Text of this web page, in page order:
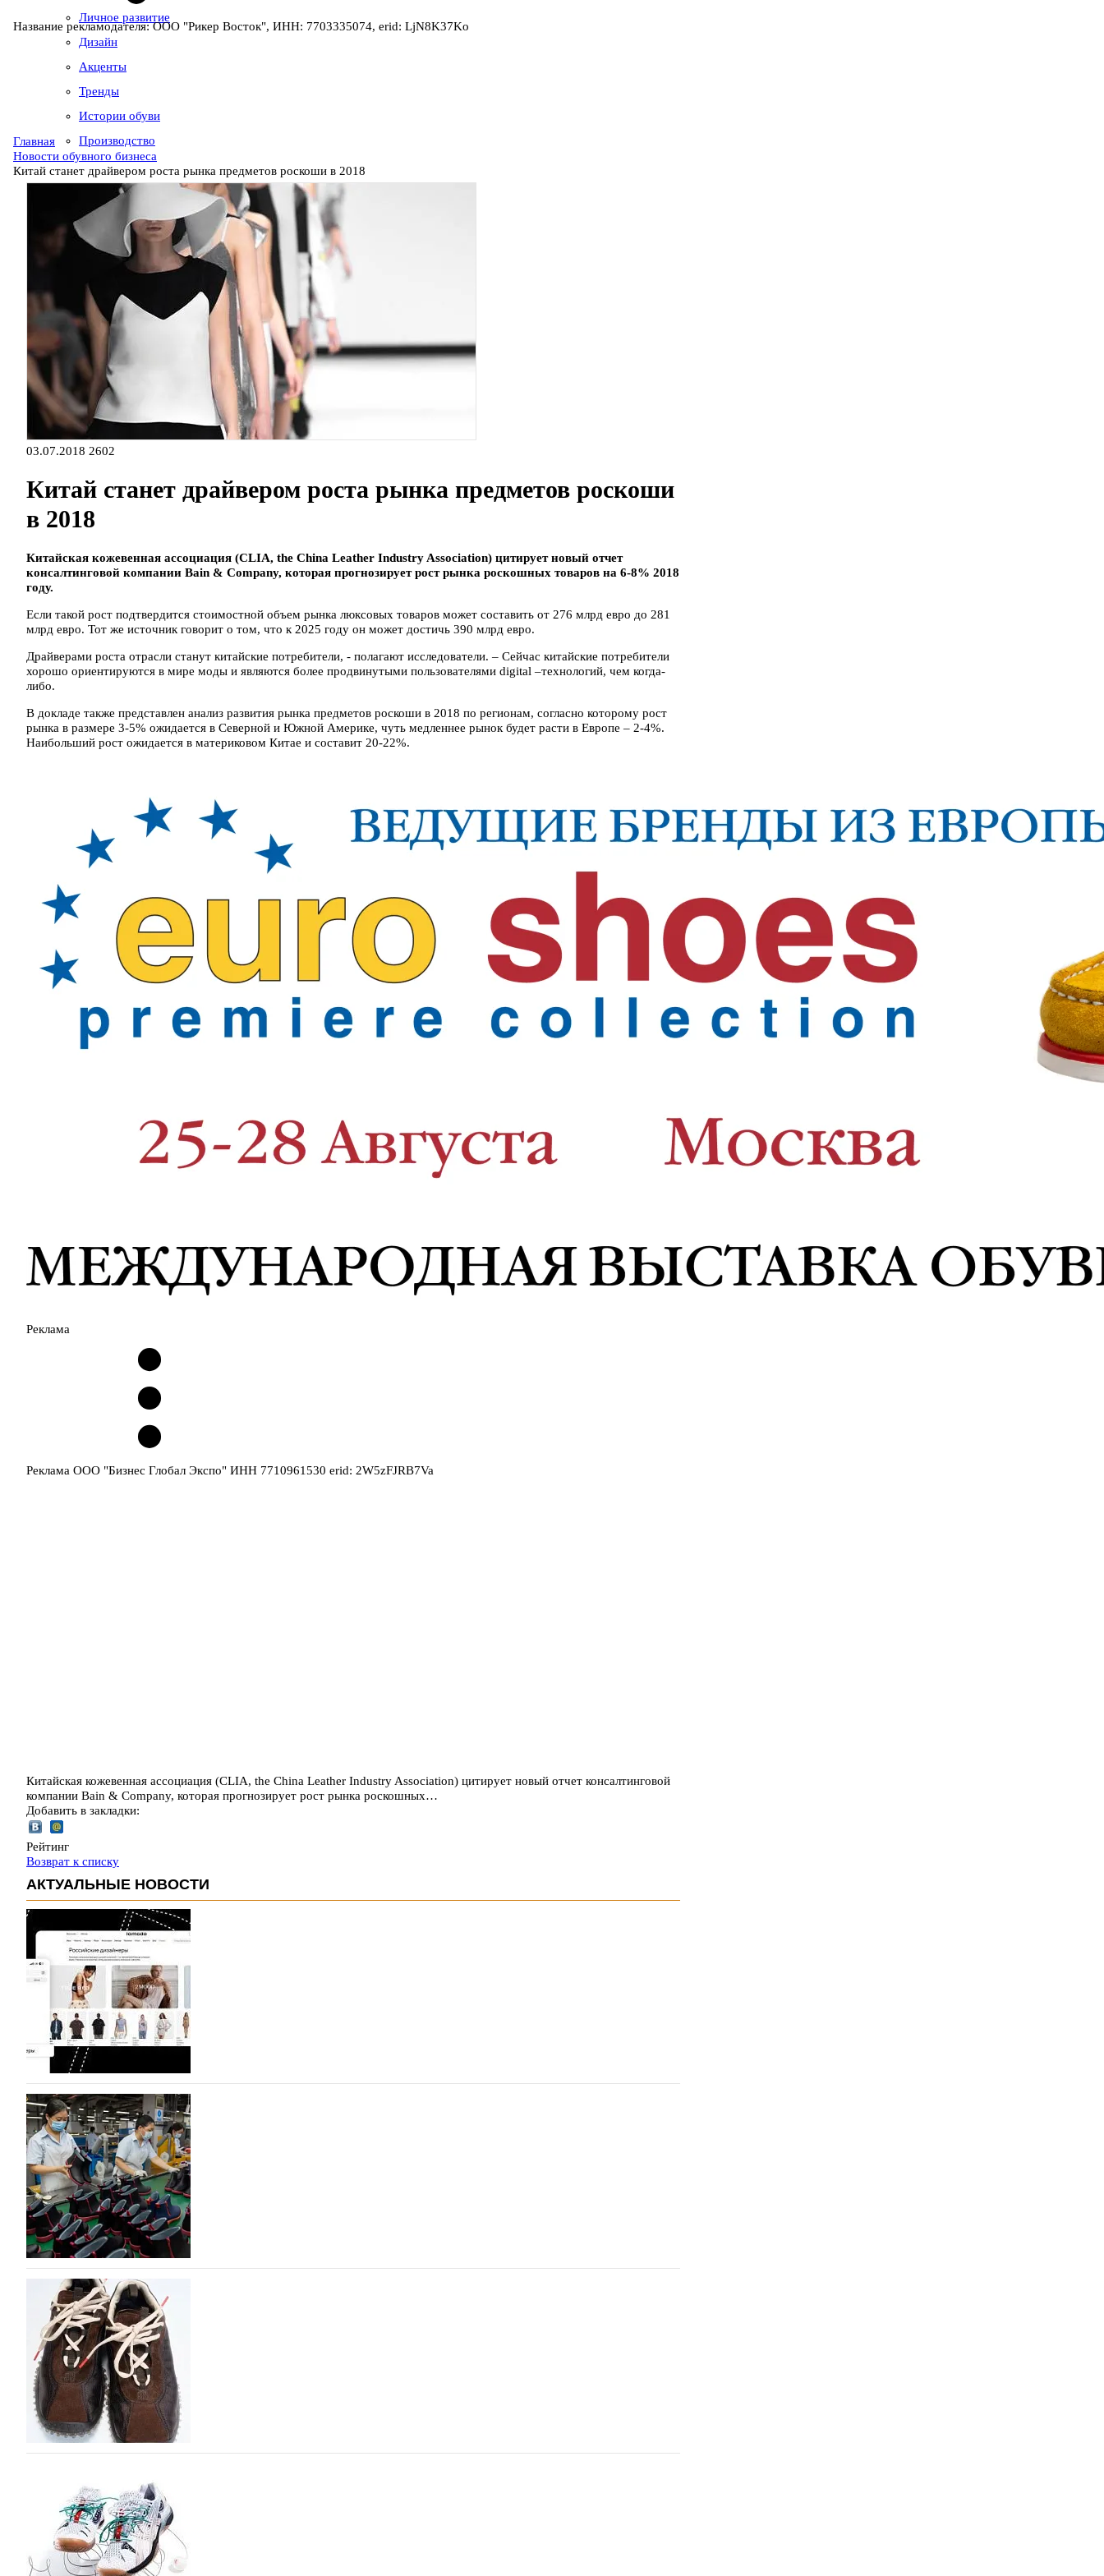
Личное развитие
Дизайн
Акценты
Тренды
Истории обуви
Производство
Название рекламодателя: ООО "Рикер Восток", ИНН: 7703335074, erid: LjN8K37Ko
Главная
Новости обувного бизнеса
Китай станет драйвером роста рынка предметов роскоши в 2018
03.07.2018 2602
Китай станет драйвером роста рынка предметов роскоши
в 2018
Китайская кожевенная ассоциация (CLIA, the China Leather Industry Association) цитирует новый отчет
консалтинговой компании Bain & Company, которая прогнозирует рост рынка роскошных товаров на 6-8% 2018
году.
Если такой рост подтвердится стоимостной объем рынка люксовых товаров может составить от 276 млрд евро до 281
млрд евро. Тот же источник говорит о том, что к 2025 году он может достичь 390 млрд евро.
Драйверами роста отрасли станут китайские потребители, - полагают исследователи. – Сейчас китайские потребители
хорошо ориентируются в мире моды и являются более продвинутыми пользователями digital –технологий, чем когда-
либо.
В докладе также представлен анализ развития рынка предметов роскоши в 2018 по регионам, согласно которому рост
рынка в размере 3-5% ожидается в Северной и Южной Америке, чуть медленнее рынок будет расти в Европе – 2-4%.
Наибольший рост ожидается в материковом Китае и составит 20-22%.
Реклама
Реклама ООО "Бизнес Глобал Экспо" ИНН 7710961530 erid: 2W5zFJRB7Va
Китайская кожевенная ассоциация (CLIA, the China Leather Industry Association) цитирует новый отчет консалтинговой
компании Bain & Company, которая прогнозирует рост рынка роскошных…
Добавить в закладки:
Рейтинг
Возврат к списку
АКТУАЛЬНЫЕ НОВОСТИ
На платформе Lamoda - новый раздел и условия продвижения локальных
дизайнерских марок
Российский маркетплейс Lamoda решил обновить раздел для продажи продукции локальных дизайнерских
марок одежды, обуви и аксессуаров. Бренды также получат маркетинговую…
06.08.2026 326
Объем мирового производства обуви в 2025 году практически не увеличился
В 2025 году мировое производство обуви практически не изменилось, зафиксировав незначительный рост
на 0,1% до 24,6 млрд пар, - данные опубликованы в аналитическом вестнике «Всемирный ежегодник обуви
2026», Португальской ассоциацией…
06.08.2026 513
Популярный силуэт бренда,1999 года выпуска, соответствует сегодняшнему тренду на
сникерины (гибридный вариант балеток и кроссовок обтекаемой формы и с тонкой подошвой). Но в
модели Miu Miu Bubble присутствует еще и…
05.08.2026 1841